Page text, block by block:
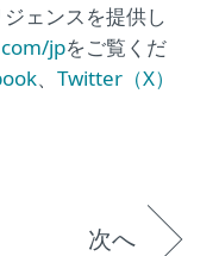
ェンスを提供し
jpをご覧くだ
、 Twitter（X）
次へ